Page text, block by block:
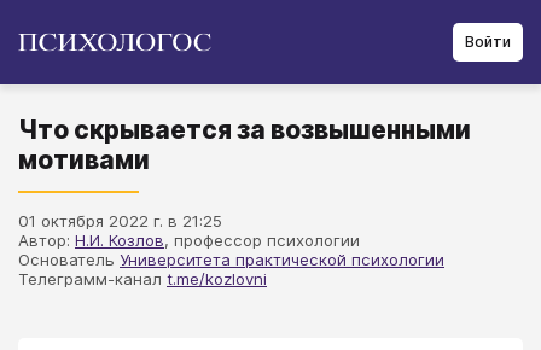
Войти
Что скрывается за возвышенными
мотивами
01 октября 2022 г. в 21:25
Автор: Н.И. Козлов, профессор психологии
Основатель Университета практической психологии
Телеграмм-канал t.me/kozlovni